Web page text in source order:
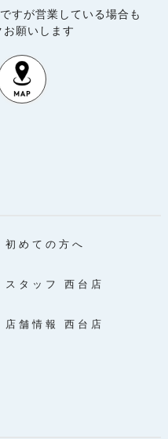
すが営業している場合も
願いします
初めての方へ
スタッフ 西台店
店舗情報 西台店